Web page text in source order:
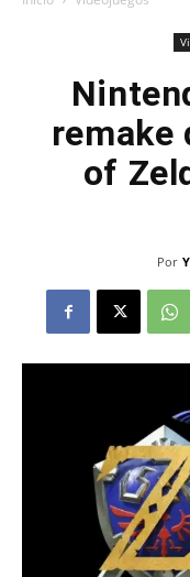
remake
of
Por